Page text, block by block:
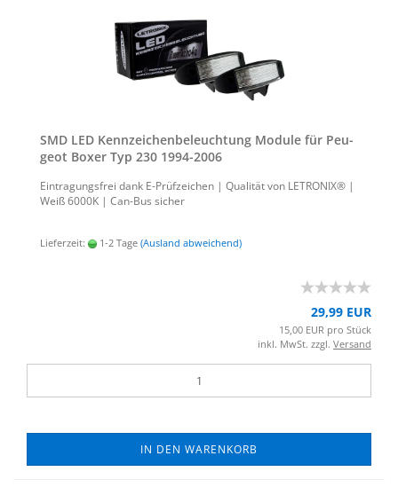
SMD LED Kenn­zei­chen­be­leuch­tung Mo­du­le für Peu­
geot Boxer Typ 230 1994-​2006
Ein­tra­gungs­frei dank E-​Prüfzeichen | Qua­li­tät von LE­TRO­NIX® |
Weiß 6000K | Can-​Bus si­cher
Lieferzeit: 1-2 Tage (Ausland abweichend)
29,99 EUR
15,00 EUR pro Stück
inkl. MwSt. zzgl. Versand
IN DEN WARENKORB